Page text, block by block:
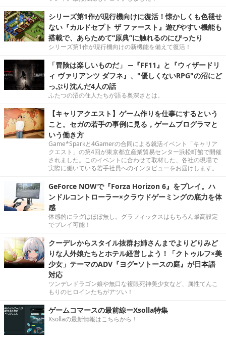
シリーズ第1作が現行機向けに復活！懐かしくも色褪せ
ない『カルドセプト ザ ファースト』遊びやすい機能も
搭載で、あらためて“原典”に触れるのにぴったり
シリーズ第1作が現行機向けの新機能を備えて復活！
「冒険は楽しいものだ」 ─『FF11』と『ウィザードリ
ィ ヴァリアンツ ダフネ』、"優しくないRPG"の沼にど
っぷり沈んだ4人の話
ふたつの沼の住人たちが語る奥深さとは。
【キャリアクエスト】ゲーム作りを仕事にするという
こと。セガの若手の事例に見る，ゲームプログラマと
いう働き方
Game*Sparkと4Gamerの合同による就活イベント「キャリア
クエスト」の第4回が東京都立産業貿易センター浜松町館で開催
されました。このイベントに合わせて取材した、各社の現場で
実際に働いている若手社員へのインタビューをお届けします。
GeForce NOWで『Forza Horizon 6』をプレイ。ハ
ンドルコントローラー×クラウドゲーミングの底力を体
感
体感的にラグはほぼ無し。グラフィックスはもちろん最高設定
でプレイ可能！
クーデレからスタイル抜群お姉さんまでよりどりみど
りな人外娘たちとホテル経営しよう！「クトゥルフ×美
少女」テーマのADV『ヨグ=ソトースの庭』が日本語
対応
ツンデレドラゴン娘や無口な複眼死神美少女など、属性てんこ
もりのヒロインたちがアツい！
ゲームコマースの最前線ーXsolla特集
Xsollaの最新情報はこちらから！